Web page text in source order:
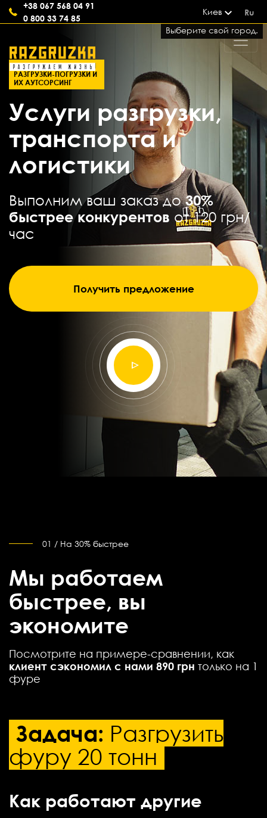
+38 067 568 04 91
0 800 33 74 85
Киев Ru
СОВРЕМЕННЫЕ УСЛУГИ
РАЗГРУЗКИ-ПОГРУЗКИ И
ИХ АУТСОРСИНГ
Услуги разгрузки,
транспорта и
логистики
Выполним ваш заказ до30%
быстрее конкурентов от 120 грн/
час
Получить предложение
01 / На 30% быстрее
Мы работаем
быстрее, вы
экономите
Посмотрите на примере-сравнении, как
клиент сэкономил с нами 890 грн только на 1
фуре
Задача: Разгрузить
фуру 20 тонн
Как работают другие
Выберите свой город.